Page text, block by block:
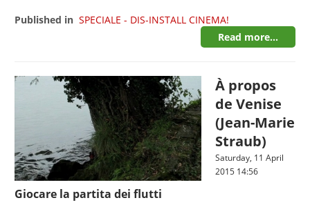
Published in SPECIALE - DIS-INSTALL CINEMA!
Read more...
À propos
de Venise
(Jean-Marie
Straub)
Saturday, 11 April
2015 14:56
Giocare la partita dei flutti